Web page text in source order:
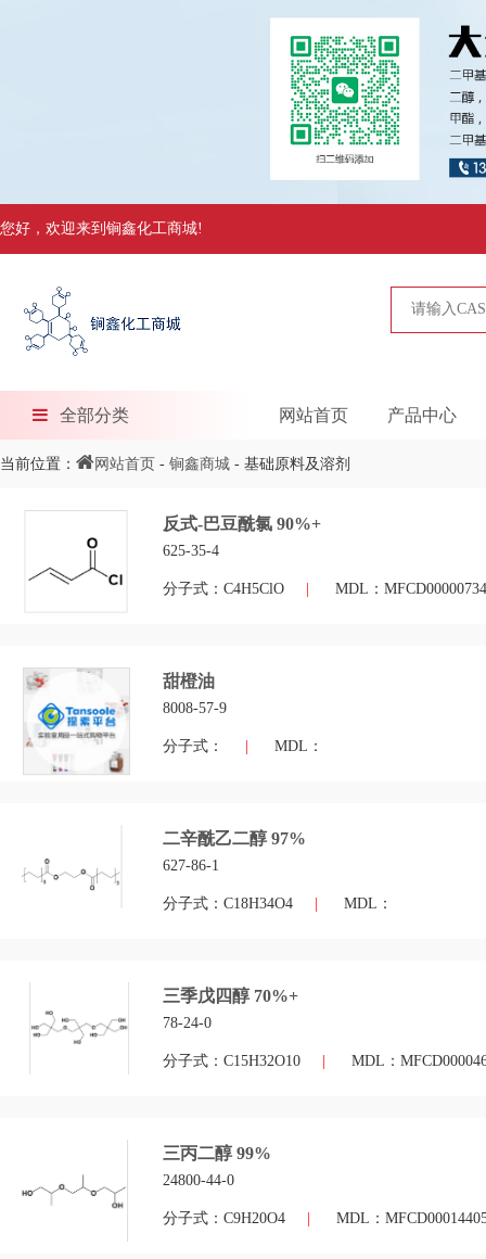
您好，欢迎来到锏鑫化工商城!
全部分类 网站首页 产品中心
当前位置： 网站首页 - 锏鑫商城 - 基础原料及溶剂
反式-巴豆酰氯 90%+
625-35-4
分子式：C4H5ClO MDL：MFCD00000734
甜橙油
8008-57-9
分子式： MDL：
二辛酰乙二醇 97%
627-86-1
分子式：C18H34O4 MDL：
三季戊四醇 70%+
78-24-0
分子式：C15H32O10 MDL：
三丙二醇 99%
24800-44-0
分子式：C9H20O4 MDL：